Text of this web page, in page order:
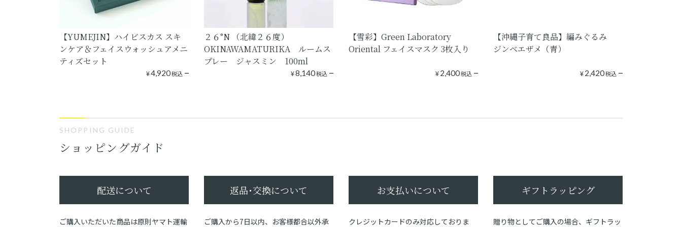
【YUMEJIN】ハイビスカス スキ
ンケア＆フェイスウォッシュアメニ
ティズセット
¥4,920税込
２６°N （北緯２６度）
OKINAWAMATURIKA ルームス
プレー ジャスミン 100ml
¥8,140税込
【雪彩】Green Laboratory
Oriental フェイスマスク 3枚入り
¥2,400税込
【沖縄子育て良品】編みぐるみ
ジンベエザメ（青）
¥2,420税込
SHOPPING GUIDE
ショッピングガイド
配送について
ご購入いただいた商品は原則ヤマト運輸
返品･交換について
ご購入から7日以内、お客様都合以外承
お支払いについて
クレジットカードのみ対応しておりま
ギフトラッピング
贈り物としてご購入の場合、ギフトラッ